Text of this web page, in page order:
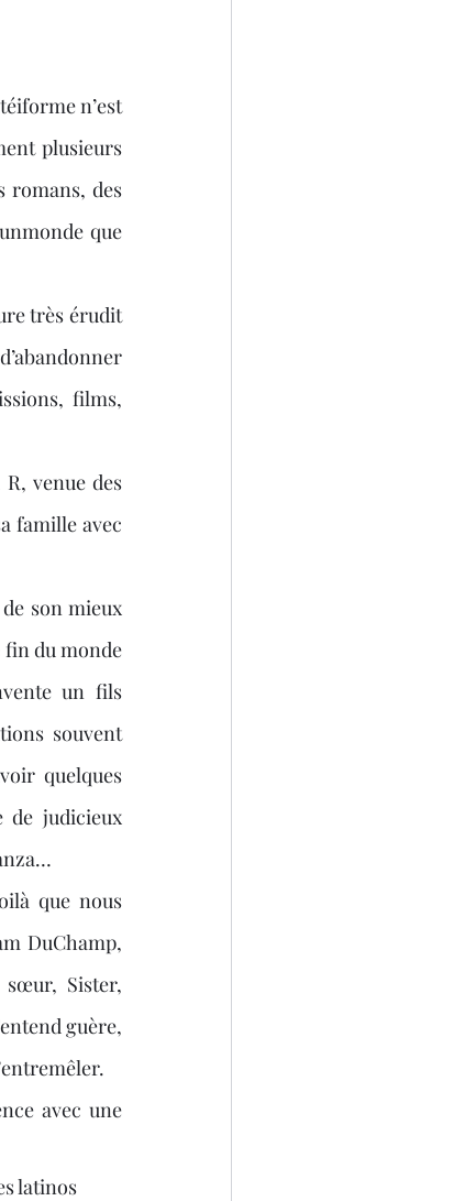
n’est
plusieurs
romans, des
que
très érudit
films,
famille avec
du monde
un fils
souvent
quelques
de judicieux
que nous
DuChamp,
Sister,
guère,
avec une
latinos